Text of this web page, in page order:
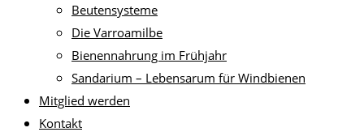
Beutensysteme
Die Varroamilbe
Bienennahrung im Frühjahr
Sandarium – Lebensarum für Windbienen
Mitglied werden
Kontakt